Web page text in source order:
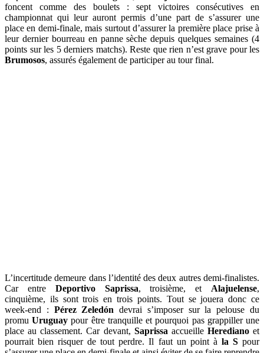
foncent comme des boulets : sept victoires consécutives en
championnat qui leur auront permis d’une part de s’assurer une
place en demi-finale, mais surtout d’assurer la première place prise à
leur dernier bourreau en panne sèche depuis quelques semaines (4
points sur les 5 derniers matchs). Reste que rien n’est grave pour les
Brumosos, assurés également de participer au tour final.
L’incertitude demeure dans l’identité des deux autres demi-finalistes.
Car entre Deportivo Saprissa, troisième, et Alajuelense,
cinquième, ils sont trois en trois points. Tout se jouera donc ce
week-end : Pérez Zeledón devrai s’imposer sur la pelouse du
promuUruguay pour être tranquille et pourquoi pas grappiller une
place au classement. Car devant, Saprissa accueille Heredianoet
pourrait bien risquer de tout perdre. Il faut un point à la Spour